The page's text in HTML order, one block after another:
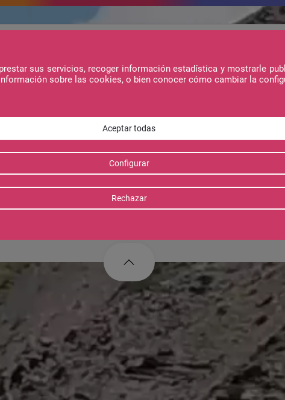
sus servicios, recoger información estadística y mostrarle
sobre las cookies, o bien conocer cómo cambiar la
Ofertas
Reservar
Telecabina Panticosa
Entrada - Salida
Ocupante